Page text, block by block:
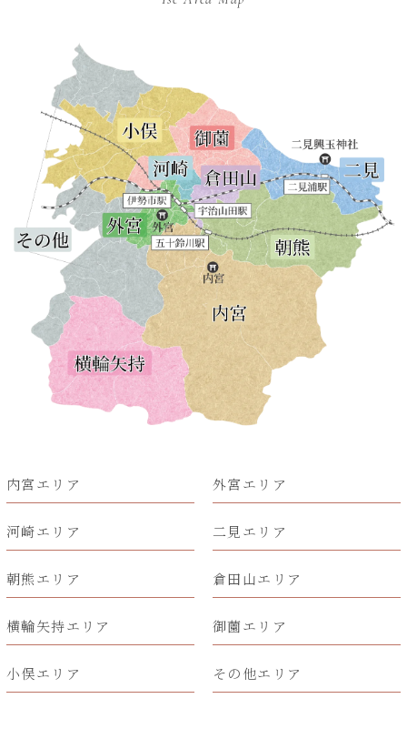
内宮エリア 外宮エリア
河崎エリア 二見エリア
朝熊エリア 倉田山エリア
横輪矢持エリア 御薗エリア
小俣エリア その他エリア